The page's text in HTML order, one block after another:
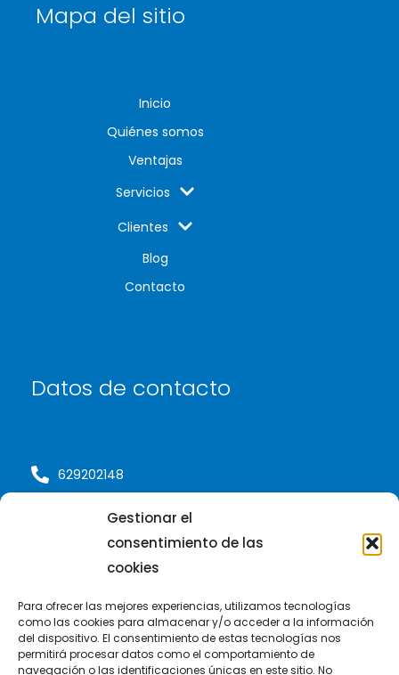
Gestionar el
consentimiento de las
cookies
Para ofrecer las mejores experiencias, utilizamos tecnologías
como las cookies para almacenar y/o acceder a la información
del dispositivo. El consentimiento de estas tecnologías nos
permitirá procesar datos como el comportamiento de
navegación o las identificaciones únicas en este sitio. No
Mapa del sitio
Inicio
Quiénes somos
Ventajas
Servicios
Clientes
Blog
Contacto
Datos de contacto
629202148
info@se3s.net
Plaza de Anaga 5 (Edificio Arco Iris) 38001